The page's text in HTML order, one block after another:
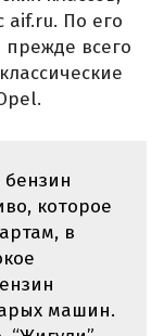
aif.ru. По его
прежде всего
которое
в
машин.